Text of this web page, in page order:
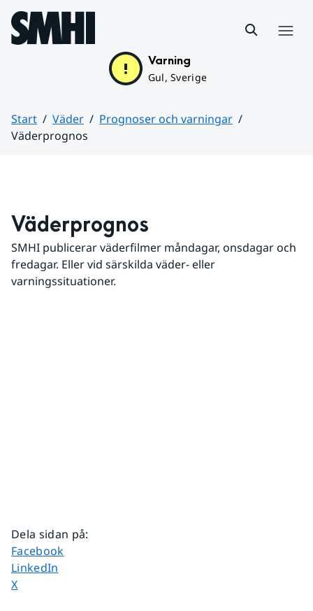
Hoppa till sidans innehåll
Varning
Gul, Sverige
Start Väder
Prognoser och varningar
Väderprognos
Väderprognos
SMHI publicerar väderfilmer måndagar, onsdagar och
fredagar. Eller vid särskilda väder- eller
varningssituationer.
Dela sidan på:
Dela sidan på
Facebook
Dela sidan på
LinkedIn
Dela sidan på
X